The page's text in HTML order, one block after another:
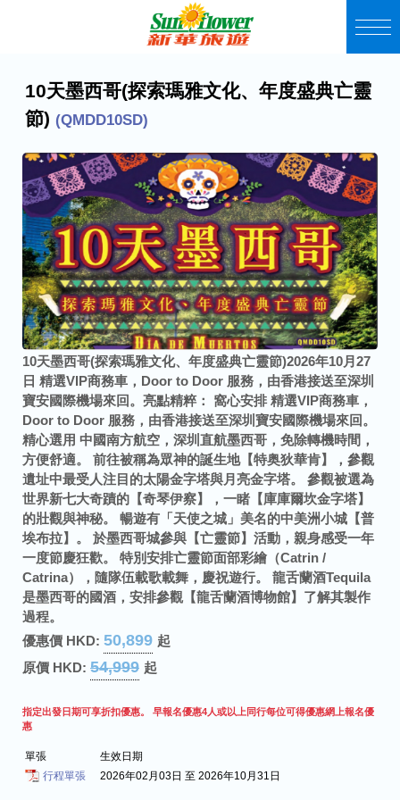
10天墨西哥(探索瑪雅文化、年度盛典亡靈
節) (QMDD10SD)
10天墨西哥(探索瑪雅文化、年度盛典亡靈節)2026年10月27
日 精選VIP商務車，Door to Door 服務，由香港接送至深圳
寶安國際機場來回。 亮點精粹：
窩心安排 精選VIP商務車，
Door to Door 服務，由香港接送至深圳寶安國際機場來回。
精心選用 中國南方航空，深圳直航墨西哥，免除轉機時間，
方便舒適。
前往被稱為眾神的誕生地【特奥狄華肯】，參觀
遺址中最受人注目的太陽金字塔與月亮金字塔。
參觀被選為
世界新七大奇蹟的【奇琴伊察】，一睹【庫庫爾坎金字塔】
的壯觀與神秘。
暢遊有「天使之城」美名的中美洲小城【普
埃布拉】。
於墨西哥城參與【亡靈節】活動，親身感受一年
一度節慶狂歡。
特別安排亡靈節面部彩繪（Catrin /
Catrina），隨隊伍載歌載舞，慶祝遊行。
龍舌蘭酒Tequila
是墨西哥的國酒，安排參觀【龍舌蘭酒博物館】了解其製作
過程。
優惠價 HKD: 50,899 起
原價 HKD: 54,999 起
指定出發日期可享折扣優惠。 早報名優惠4人或以上同行每位可得優惠網上報名優
惠
單張
生效日期
行程單張
2026年02月03日 至 2026年10月31日